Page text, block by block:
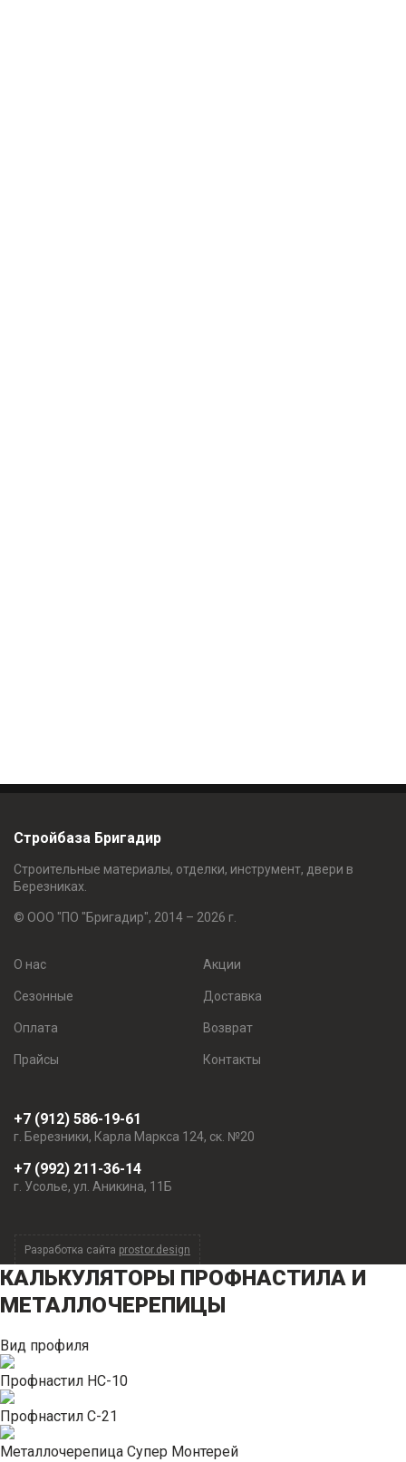
Стройбаза Бригадир
Строительные материалы, отделки, инструмент, двери в
Березниках.
© ООО "ПО "Бригадир", 2014 – 2026 г.
О нас Акции
Сезонные Доставка
Оплата Возврат
Прайсы Контакты
+7 (912) 586-19-61
г. Березники, Карла Маркса 124, ск. №20
+7 (992) 211-36-14
г. Усолье, ул. Аникина, 11Б
Разработка сайта prostor.design
КАЛЬКУЛЯТОРЫ ПРОФНАСТИЛА И
МЕТАЛЛОЧЕРЕПИЦЫ
Вид профиля
Профнастил НС-10
Профнастил С-21
Металлочерепица Супер Монтерей